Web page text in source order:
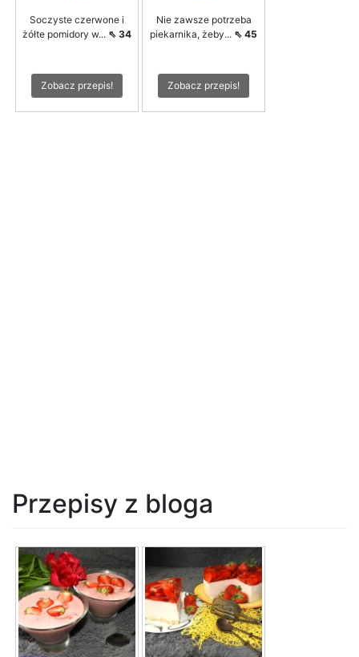
Soczyste czerwone i
żółte pomidory w... ⇖ 34
Zobacz przepis!
Nie zawsze potrzeba
piekarnika, żeby... ⇖ 45
Zobacz przepis!
Przepisy z bloga